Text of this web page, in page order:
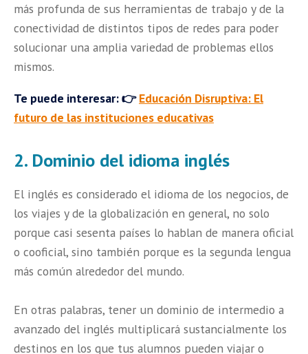
más profunda de sus herramientas de trabajo y de la
conectividad de distintos tipos de redes para poder
solucionar una amplia variedad de problemas ellos
mismos.
Te puede interesar: 👉Educación Disruptiva: El
futuro de las instituciones educativas
2. Dominio del idioma inglés
El inglés es considerado el idioma de los negocios, de
los viajes y de la globalización en general, no solo
porque casi sesenta países lo hablan de manera oficial
o cooficial, sino también porque es la segunda lengua
más común alrededor del mundo.
En otras palabras, tener un dominio de intermedio a
avanzado del inglés multiplicará sustancialmente los
destinos en los que tus alumnos pueden viajar o